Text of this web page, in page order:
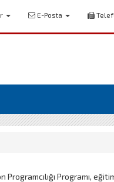
E-Posta
Programı,